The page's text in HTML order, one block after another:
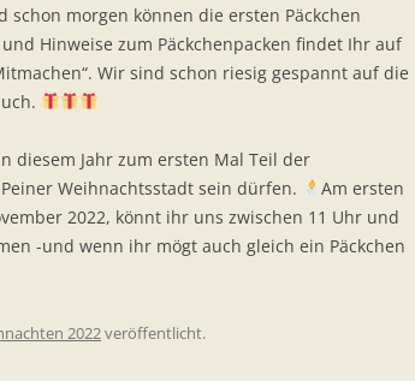
morgen können die ersten Päckchen
Hinweise zum Päckchenpacken findet Ihr auf
Wir sind schon riesig gespannt auf die
diesem Jahr zum ersten Mal Teil der
Weihnachtsstadt sein dürfen.
Am ersten
2022, könnt ihr uns zwischen 11 Uhr und
-und wenn ihr mögt auch gleich ein Päckchen
2022veröffentlicht.